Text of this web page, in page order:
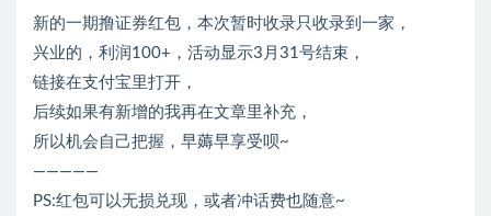
新的一期撸证券红包，本次暂时收录只收录到一家，
兴业的，利润100+，活动显示3月31号结束，
链接在支付宝里打开，
后续如果有新增的我再在文章里补充，
所以机会自己把握，早薅早享受呗~
—————
PS:红包可以无损兑现，或者冲话费也随意~